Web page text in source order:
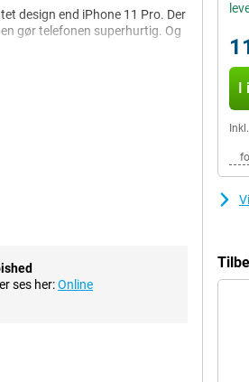
design end iPhone 11 Pro. Der
gør telefonen superhurtig. Og
hvidt glas.
6,1-tommers Super Retina
farverne er meget levende! Det
til det, der sker på
omgivende lys.
ses her:Online
I